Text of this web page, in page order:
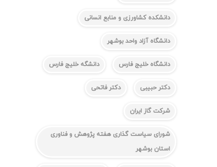
دانشکده کشاورزی و منابع انسانی
دانشگاه آزاد واحد بوشهر
دانشگاه خلیج فارس دانشگه خلیج فارس
دکتر حبیبی دکتر فاتحی
شرکت گاز ایران
شورای سیاست گذاری هفته پژوهش و فناوری
استان بوشهر